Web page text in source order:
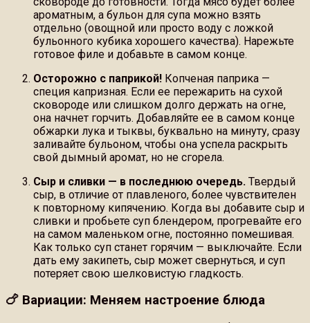
ароматным, а бульон для супа можно взять
отдельно (овощной или просто воду с ложкой
бульонного кубика хорошего качества). Нарежьте
готовое филе и добавьте в самом конце.
Осторожно с паприкой! Копченая паприка —
специя капризная. Если ее пережарить на сухой
сковороде или слишком долго держать на огне,
она начнет горчить. Добавляйте ее в самом конце
обжарки лука и тыквы, буквально на минуту, сразу
заливайте бульоном, чтобы она успела раскрыть
свой дымный аромат, но не сгорела.
Сыр и сливки — в последнюю очередь. Твердый
сыр, в отличие от плавленого, более чувствителен
к повторному кипячению. Когда вы добавите сыр и
сливки и пробьете суп блендером, прогревайте его
на самом маленьком огне, постоянно помешивая.
Как только суп станет горячим — выключайте. Если
дать ему закипеть, сыр может свернуться, и суп
потеряет свою шелковистую гладкость.
🍗 Вариации: Меняем настроение блюда